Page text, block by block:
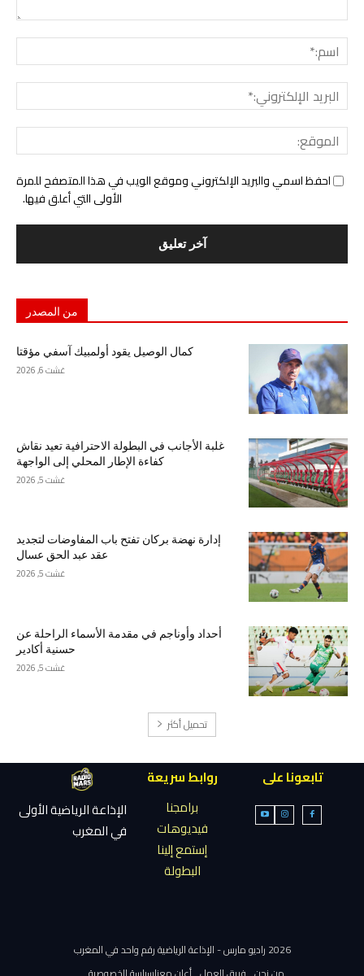
احفظ اسمي والبريد الإلكتروني وموقع الويب في هذا المتصفح للمرة
الأولى التي أعلق فيها.
من المصدر
كمال الوصيل يقود أولمبيك آسفي مؤقتا
غشت 6, 2026
غلبة الأجانب في البطولة الاحترافية تعيد نقاش
كفاءة الإطار المحلي إلى الواجهة
غشت 5, 2026
إدارة نهضة بركان تفتح باب المفاوضات لتجديد
عقد عبد الحق عسال
غشت 5, 2026
أحداد وأوناجم في مقدمة الأسماء الراحلة عن
حسنية أكادير
غشت 5, 2026
تحميل أكثر
تابعونا على
روابط سريعة
برامجنا
فيديوهات
إستمع إلينا
البطولة
الإذاعة الرياضية الأولى
في المغرب
2026 راديو مارس - الإذاعة الرياضية رقم واحد في المغرب